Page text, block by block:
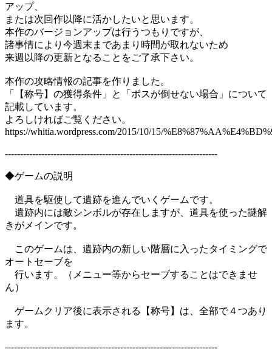
アップ、
または次回作以降に活かしたいと思います。
本作のバージョンアップは行うつもりですが、
諸事情により今週末まであまり時間が取れないため
来週以降の更新となることをご了承下さい。
本作の攻略情報の記事を作りました。
「【称号】の獲得条件」と「ボスが倒せない場合」について
記載しています。
よろしければご覧ください。
https://whitia.wordpress.com/2015/10/15/
----------------------------------------------------------------------
◆ゲームの説明
道具を駆使して遺跡を進んでいくゲームです。
遺跡内には敵シンボルが存在しますが、道具を使った謎解
きがメインです。
このゲームは、遺跡内の新しい階層に入ったタイミングで
オートセーブを
行います。（メニュー等からセーブすることはできませ
ん）
ゲームクリア後に表示される【称号】は、全部で４つあり
ます。
----------------------------------------------------------------------